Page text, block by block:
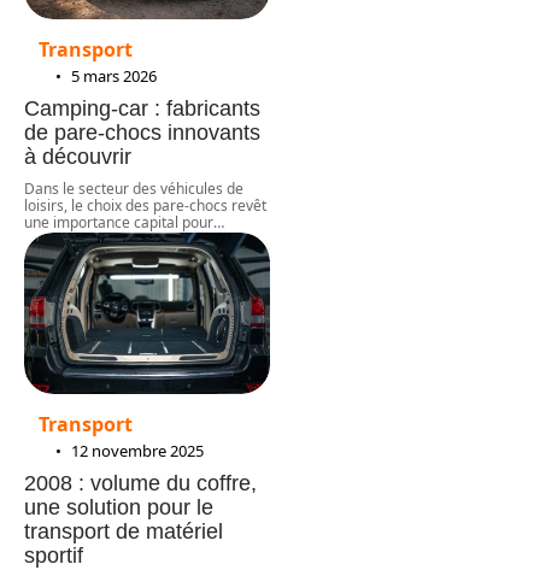
Transport
5 mars 2026
Camping-car : fabricants
de pare-chocs innovants
à découvrir
Dans le secteur des véhicules de
loisirs, le choix des pare-chocs revêt
une importance capital pour…
Transport
12 novembre 2025
2008 : volume du coffre,
une solution pour le
transport de matériel
sportif